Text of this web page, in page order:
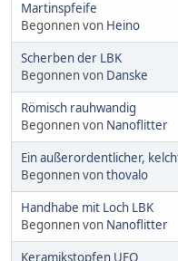
Martinspfeife
Begonnen von Heino
Scherben der LBK
Begonnen von Danske
Römisch rauhwandig
Begonnen von Nanoflitter
Ein außerordentlicher,
Begonnen vonthovalo
Handhabe mit Loch LBK
Begonnen von Nanoflitter
Keramikstopfen UFO